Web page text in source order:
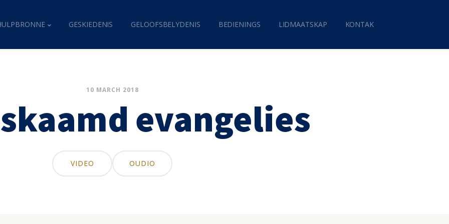
GESKIEDENIS GELOOFSBELYDENIS BEDIENINGS LIDMAATSKAP KONTAK
10 MARCH 2018
evangelies
VIDEO OUDIO